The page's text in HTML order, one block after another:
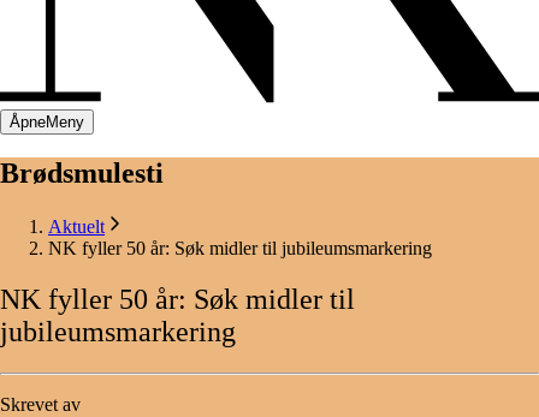
ÅpneMeny
Brødsmulesti
Aktuelt
NK fyller 50 år: Søk midler til jubileumsmarkering
NK fyller 50 år: Søk midler til
jubileumsmarkering
Skrevet av